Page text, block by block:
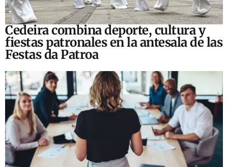
Cedeira combina deporte, cultura y
fiestas patronales en la antesala de las
Festas da Patroa